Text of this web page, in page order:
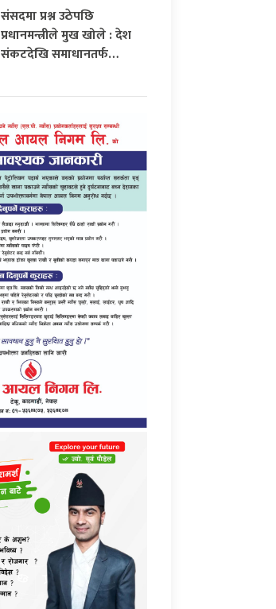
संसदमा प्रश्न उठेपछि
प्रधानमन्त्रीले मुख खोले : देश
संकटदेखि समाधानतर्फ…